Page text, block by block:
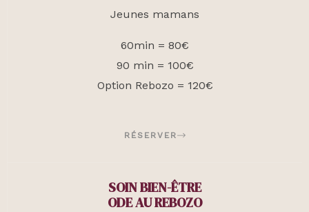
Jeunes mamans
60min = 80€
90 min = 100€
Option Rebozo = 120€
RÉSERVER
SOIN BIEN-ÊTRE
ODE AU REBOZO